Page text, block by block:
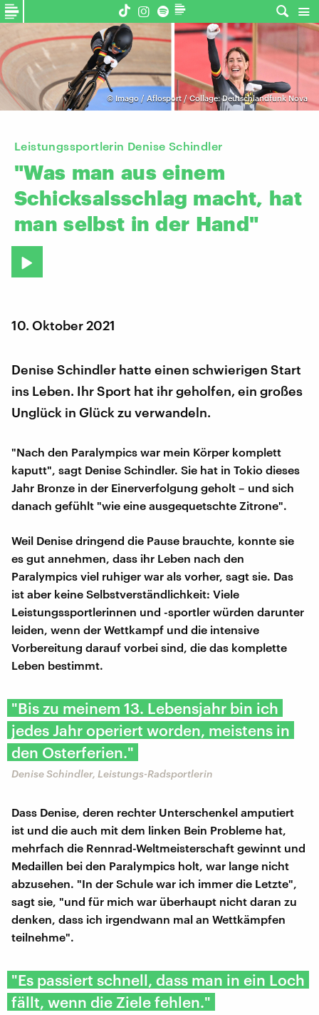
© Imago / Aflosport / Collage: Deutschlandfunk Nova
Leistungssportlerin Denise Schindler
"Was man aus einem
Schicksalsschlag macht, hat
man selbst in der Hand"
10. Oktober 2021
Denise Schindler hatte einen schwierigen Start
ins Leben. Ihr Sport hat ihr geholfen, ein großes
Unglück in Glück zu verwandeln.
"Nach den Paralympics war mein Körper komplett
kaputt", sagt Denise Schindler. Sie hat in Tokio dieses
Jahr Bronze in der Einerverfolgung geholt – und sich
danach gefühlt "wie eine ausgequetschte Zitrone".
Weil Denise dringend die Pause brauchte, konnte sie
es gut annehmen, dass ihr Leben nach den
Paralympics viel ruhiger war als vorher, sagt sie. Das
ist aber keine Selbstverständlichkeit: Viele
Leistungssportlerinnen und -sportler würden darunter
leiden, wenn der Wettkampf und die intensive
Vorbereitung darauf vorbei sind, die das komplette
Leben bestimmt.
"Bis zu meinem 13. Lebensjahr bin ich
jedes Jahr operiert worden, meistens in
den Osterferien."
Denise Schindler, Leistungs-Radsportlerin
Dass Denise, deren rechter Unterschenkel amputiert
ist und die auch mit dem linken Bein Probleme hat,
mehrfach die Rennrad-Weltmeisterschaft gewinnt und
Medaillen bei den Paralympics holt, war lange nicht
abzusehen. "In der Schule war ich immer die Letzte",
sagt sie, "und für mich war überhaupt nicht daran zu
denken, dass ich irgendwann mal an Wettkämpfen
teilnehme".
"Es passiert schnell, dass man in ein Loch
fällt, wenn die Ziele fehlen."